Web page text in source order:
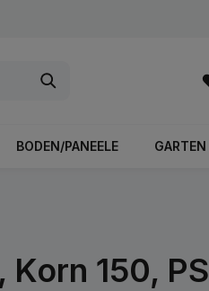
BODEN/PANEELE GARTEN
150, PS